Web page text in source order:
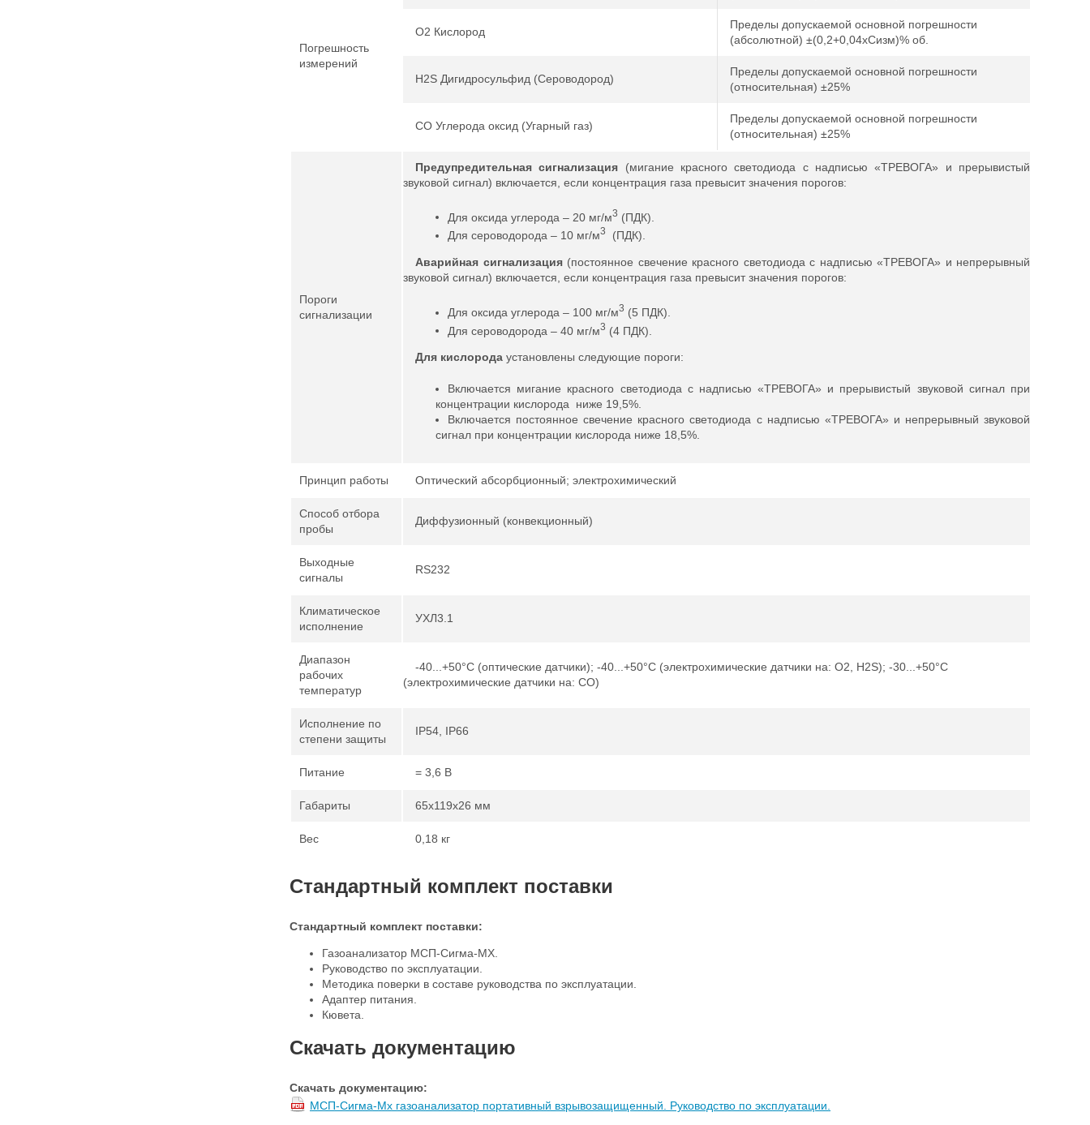
Погрешность
измерений
O2 Кислород
Пределы допускаемой основной погрешности
(абсолютной) ±(0,2+0,04xСизм)% об.
H2S Дигидросульфид (Сероводород)
Пределы допускаемой основной погрешности
(относительная) ±25%
CO Углерода оксид (Угарный газ)
Пределы допускаемой основной погрешности
(относительная) ±25%
Пороги
сигнализации
Предупредительная сигнализация (мигание красного cветодиода с надписью «ТРЕВОГА» и прерывистый
звуковой сигнал) включается, если концентрация газа превысит значения порогов:
Для оксида углерода – 20 мг/м3 (ПДК).
Для сероводорода – 10 мг/м3 (ПДК).
Аварийная сигнализация(постоянное свечение красного светодиода с надписью «ТРЕВОГА» и непрерывный
звуковой сигнал) включается, если концентрация газа превысит значения порогов:
Для оксида углерода – 100 мг/м3 (5 ПДК).
Для сероводорода – 40 мг/м3 (4 ПДК).
Для кислорода установлены следующие пороги:
Включается мигание красного светодиода с надписью «ТРЕВОГА» и прерывистый звуковой сигнал при
концентрации кислорода ниже 19,5%.
Включается постоянное свечение красного светодиода с надписью «ТРЕВОГА» и непрерывный звуковой
сигнал при концентрации кислорода ниже 18,5%.
Принцип работы Оптический абсорбционный; электрохимический
Способ отбора
пробы
Диффузионный (конвекционный)
Выходные
сигналы
RS232
Климатическое
исполнение
УХЛ3.1
Диапазон
рабочих
температур
-40...+50°С (оптические датчики); -40...+50°С (электрохимические датчики на: O2, H2S); -30...+50°С
(электрохимические датчики на: CO)
Исполнение по
степени защиты
IP54, IP66
Питание = 3,6 В
Габариты 65х119х26 мм
Вес 0,18 кг
Стандартный комплект поставки
Стандартный комплект поставки:
Газоанализатор МСП-Сигма-МХ.
Руководство по эксплуатации.
Методика поверки в составе руководства по эксплуатации.
Адаптер питания.
Кювета.
Скачать документацию
Скачать документацию:
МСП-Сигма-Mx газоанализатор портативный взрывозащищенный. Руководство по эксплуатации.